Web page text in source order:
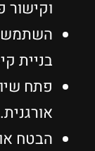
וקישור
השתמש
בניית
פתח
אורגנית.
הבטח